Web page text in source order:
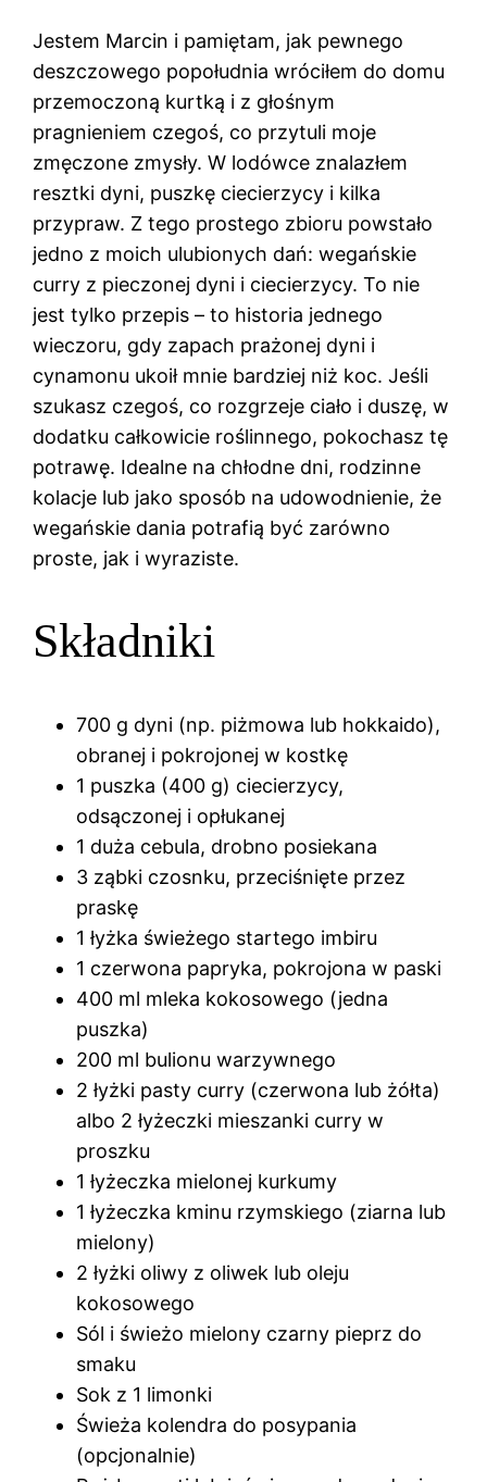
Jestem Marcin i pamiętam, jak pewnego
deszczowego popołudnia wróciłem do domu
przemoczoną kurtką i z głośnym
pragnieniem czegoś, co przytuli moje
zmęczone zmysły. W lodówce znalazłem
resztki dyni, puszkę ciecierzycy i kilka
przypraw. Z tego prostego zbioru powstało
jedno z moich ulubionych dań: wegańskie
curry z pieczonej dyni i ciecierzycy. To nie
jest tylko przepis – to historia jednego
wieczoru, gdy zapach prażonej dyni i
cynamonu ukoił mnie bardziej niż koc. Jeśli
szukasz czegoś, co rozgrzeje ciało i duszę, w
dodatku całkowicie roślinnego, pokochasz tę
potrawę. Idealne na chłodne dni, rodzinne
kolacje lub jako sposób na udowodnienie, że
wegańskie dania potrafią być zarówno
proste, jak i wyraziste.
Składniki
700 g dyni (np. piżmowa lub hokkaido),
obranej i pokrojonej w kostkę
1 puszka (400 g) ciecierzycy,
odsączonej i opłukanej
1 duża cebula, drobno posiekana
3 ząbki czosnku, przeciśnięte przez
praskę
1 łyżka świeżego startego imbiru
1 czerwona papryka, pokrojona w paski
400 ml mleka kokosowego (jedna
puszka)
200 ml bulionu warzywnego
2 łyżki pasty curry (czerwona lub żółta)
albo 2 łyżeczki mieszanki curry w
proszku
1 łyżeczka mielonej kurkumy
1 łyżeczka kminu rzymskiego (ziarna lub
mielony)
2 łyżki oliwy z oliwek lub oleju
kokosowego
Sól i świeżo mielony czarny pieprz do
smaku
Sok z 1 limonki
Świeża kolendra do posypania
(opcjonalnie)